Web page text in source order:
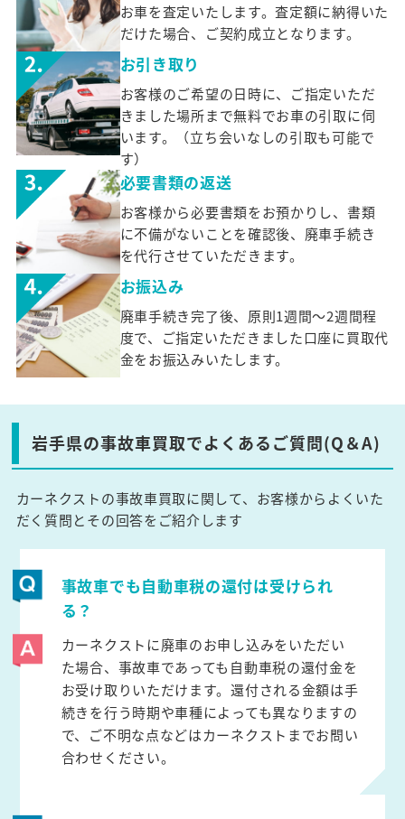
お車を査定いたします。査定額に納得いた
だけた場合、ご契約成立となります。
お引き取り
お客様のご希望の日時に、ご指定いただ
きました場所まで無料でお車の引取に伺
います。（立ち会いなしの引取も可能で
す）
必要書類の返送
お客様から必要書類をお預かりし、書類
に不備がないことを確認後、廃車手続き
を代行させていただきます。
お振込み
廃車手続き完了後、原則1週間～2週間程
度で、ご指定いただきました口座に買取代
金をお振込みいたします。
岩手県の事故車買取でよくあるご質問(Q＆A)
カーネクストの事故車買取に関して、お客様からよくいた
だく質問とその回答をご紹介します
事故車でも自動車税の還付は受けられ
る？
カーネクストに廃車のお申し込みをいただい
た場合、事故車であっても自動車税の還付金を
お受け取りいただけます。還付される金額は手
続きを行う時期や車種によっても異なりますの
で、ご不明な点などはカーネクストまでお問い
合わせください。